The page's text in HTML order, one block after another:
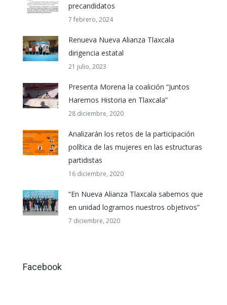
precandidatos
7 febrero, 2024
Renueva Nueva Alianza Tlaxcala
dirigencia estatal
21 julio, 2023
Presenta Morena la coalición “Juntos
Haremos Historia en Tlaxcala”
28 diciembre, 2020
Analizarán los retos de la participación
política de las mujeres en las estructuras
partidistas
16 diciembre, 2020
“En Nueva Alianza Tlaxcala sabemos que
en unidad logramos nuestros objetivos”
7 diciembre, 2020
Facebook